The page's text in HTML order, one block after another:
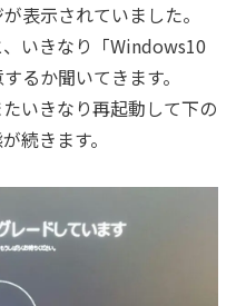
表示されていました。
、いきなり「Windows10
るか聞いてきます。
いきなり再起動して下の
続きます。